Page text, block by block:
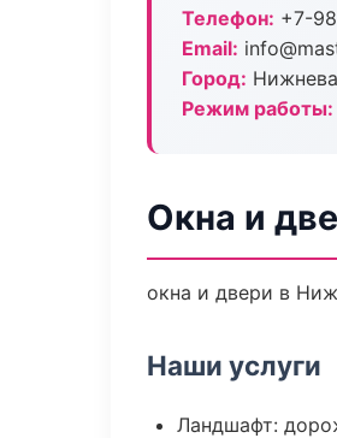
Телефон: +7-
Email:
Город:
Режим работы:
Окна и
окна и двери в
Наши услуги
Ландшафт: